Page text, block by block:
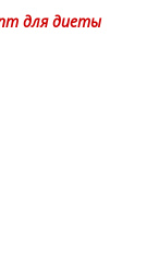
для диеты